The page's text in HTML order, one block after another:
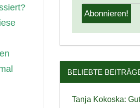
BELIEBTE
Tanja Kokoska: